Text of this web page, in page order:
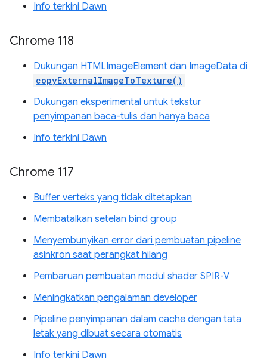
Info terkini Dawn
Chrome 118
Dukungan HTMLImageElement dan ImageData di
copyExternalImageToTexture()
Dukungan eksperimental untuk tekstur
penyimpanan baca-tulis dan hanya baca
Info terkini Dawn
Chrome 117
Buffer verteks yang tidak ditetapkan
Membatalkan setelan bind group
Menyembunyikan error dari pembuatan pipeline
asinkron saat perangkat hilang
Pembaruan pembuatan modul shader SPIR-V
Meningkatkan pengalaman developer
Pipeline penyimpanan dalam cache dengan tata
letak yang dibuat secara otomatis
Info terkini Dawn